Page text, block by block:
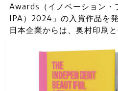
Awards（イノベーション・
IPA）2024」の入賞作品を発
日本企業からは、奥村印刷